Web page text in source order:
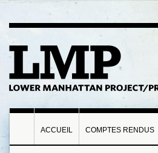
ACCUEIL COMPTES RENDUS